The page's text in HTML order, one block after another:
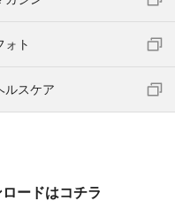
ォト
ルスケア
ードはコチラ